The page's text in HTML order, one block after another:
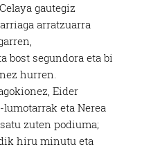
gautegiz
arratzuarra
bost segundora eta bi
hurren.
Eider
eta Nerea
zuten podiuma;
hiru minutu eta